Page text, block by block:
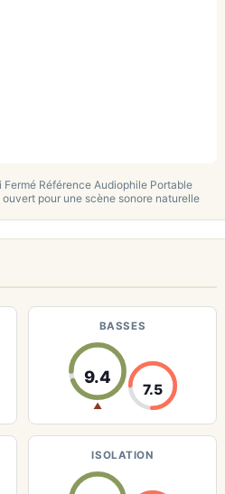
Référence Audiophile Portable
pour une scène sonore naturelle
BASSES
9.4
▲
7.5
ISOLATION